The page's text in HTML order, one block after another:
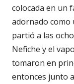
colocada en un
adornado como
partió a las
Nefiche y el
tomaron en
entonces junto